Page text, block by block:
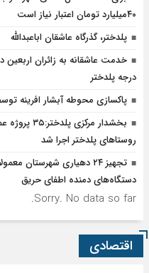
۴۰میلیارد تومان اعتبار نیاز است
پلدختر، گذرگاه عاشقان اباعبدالله
درجه پلدختر
پاکسازی محوطه آبشار افرینه
بخشدار مرکزی
روستاهای پلدختر اجرا شد
تجهیز ۲۴ دهیاری شهرستان
دستگاه‌های دمنده اطفای حریق
Sorry. No data so far.
اقتصادی